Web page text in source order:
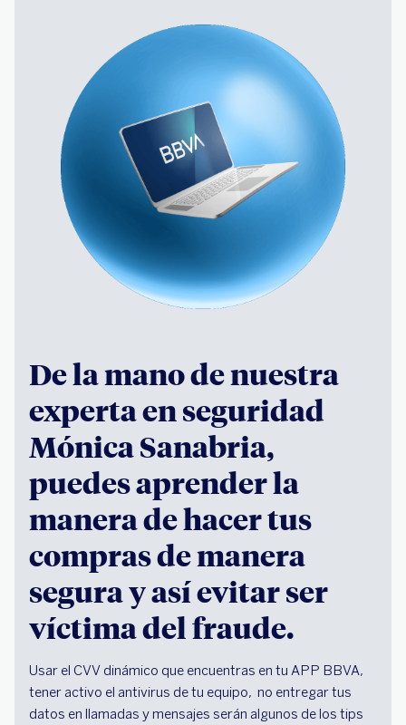
De la mano de nuestra
experta en seguridad
Mónica Sanabria,
puedes aprender la
manera de hacer tus
compras de manera
segura y así evitar ser
víctima del fraude.
Usar el CVV dinámico que encuentras en tu APP BBVA,
tener activo el antivirus de tu equipo, no entregar tus
datos en llamadas y mensajes serán algunos de los tips